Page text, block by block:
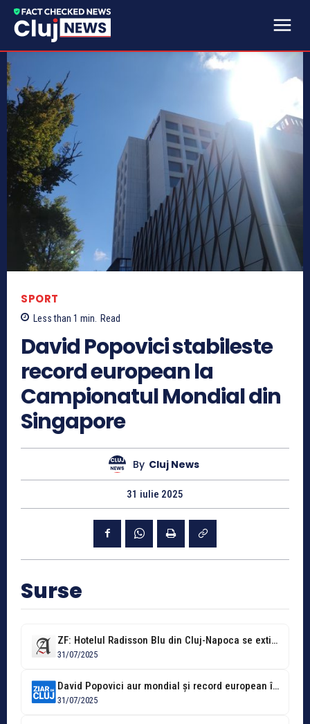
SPORT
Less than 1 min. Read
David Popovici stabileste
record european la
Campionatul Mondial din
Singapore
By Cluj News
31 iulie 2025
Surse
ZF: Hotelul Radisson Blu din Cluj-Napoca se extinde. Noua aripă cu 20...
31/07/2025
David Popovici aur mondial și record european în proba de 100 de...
31/07/2025